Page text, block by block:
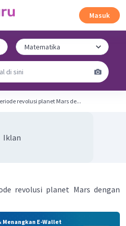
Masuk
revolusi planet Mars de...
Iklan
revolusi planet Mars dengan
Menangkan E-Wallet